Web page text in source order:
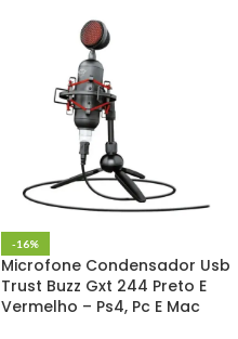
-16%
Microfone Condensador Usb
Trust Buzz Gxt 244 Preto E
Vermelho – Ps4, Pc E Mac